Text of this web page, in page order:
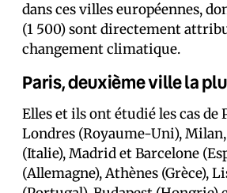
dans ces villes européennes,
(1 500) sont directement
changement climatique.
Paris, deuxième ville la
Elles et ils ont étudié les cas de
Londres (Royaume-Uni), Milan,
(Italie), Madrid et Barcelone
(Allemagne), Athènes (Grèce),